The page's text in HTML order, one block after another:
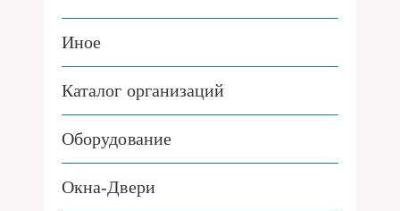
Иное
Каталог организаций
Оборудование
Окна-Двери